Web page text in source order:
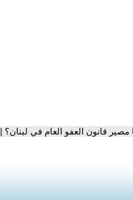
قانون العفو العام في